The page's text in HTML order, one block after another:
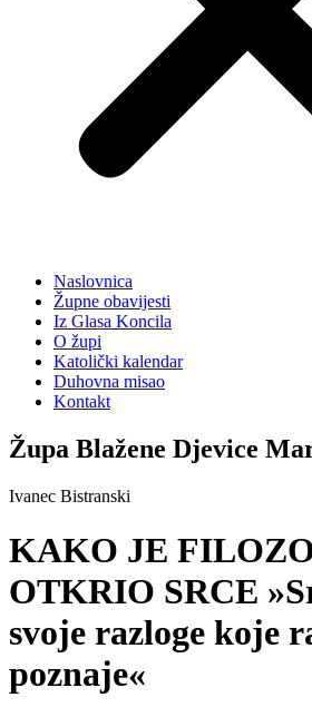
Naslovnica
Župne obavijesti
Iz Glasa Koncila
O župi
Katolički kalendar
Duhovna misao
Kontakt
Župa Blažene Djevice
Ivanec Bistranski
KAKO JE
OTKRIO SRCE
svoje razloge koje
poznaje«